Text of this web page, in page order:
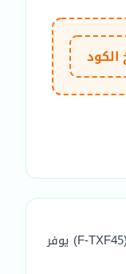
كود خصم جولينا Jolina Fashion هو (F-TXF45) يوفر